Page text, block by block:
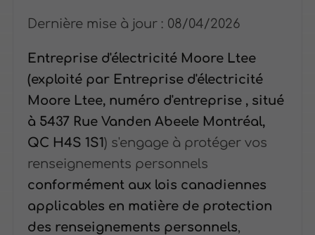
Dernière mise à jour : 08/04/2026
Entreprise d'électricité Moore Ltee
(exploité par Entreprise d'électricité
Moore Ltee, numéro d'entreprise , situé
à 5437 Rue Vanden Abeele Montréal,
QC H4S 1S1) s'engage à protéger vos
renseignements personnels
conformément aux lois canadiennes
applicables en matière de protection
des renseignements personnels,